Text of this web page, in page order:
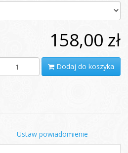
158,00 zł
Dodaj do koszyka
Ustaw powiadomienie